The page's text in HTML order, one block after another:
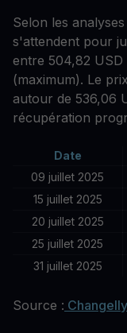
Selon les
s'attendent pour
entre 504,82 USD
(maximum). Le
autour de 536,06
récupération
Date
09 juillet 2025
15 juillet 2025
20 juillet 2025
25 juillet 2025
31 juillet 2025
Source : Changelly